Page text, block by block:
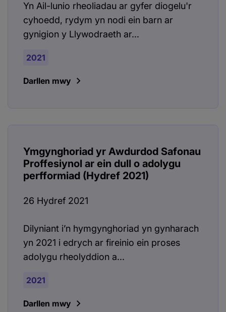
Yn Ail-lunio rheoliadau ar gyfer diogelu'r
cyhoedd, rydym yn nodi ein barn ar
gynigion y Llywodraeth ar...
2021
Darllen mwy
Ymgynghoriad yr Awdurdod Safonau
Proffesiynol ar ein dull o adolygu
perfformiad (Hydref 2021)
26 Hydref 2021
Dilyniant i’n hymgynghoriad yn gynharach
yn 2021 i edrych ar fireinio ein proses
adolygu rheolyddion a...
2021
Darllen mwy